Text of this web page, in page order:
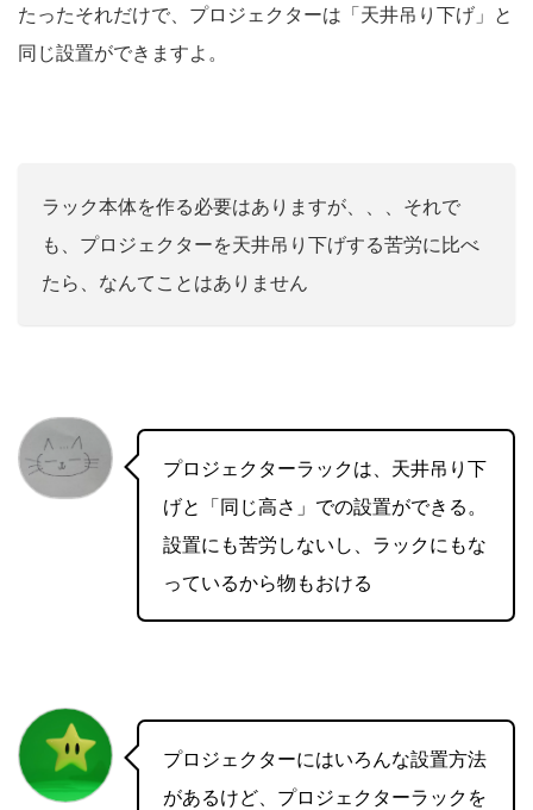
たったそれだけで、プロジェクターは「天井吊り下げ」と
同じ設置ができますよ。
ラック本体を作る必要はありますが、、、それで
も、プロジェクターを天井吊り下げする苦労に比べ
たら、なんてことはありません
プロジェクターラックは、天井吊り下
げと「同じ高さ」での設置ができる。
設置にも苦労しないし、ラックにもな
っているから物もおける
プロジェクターにはいろんな設置方法
があるけど、プロジェクターラックを